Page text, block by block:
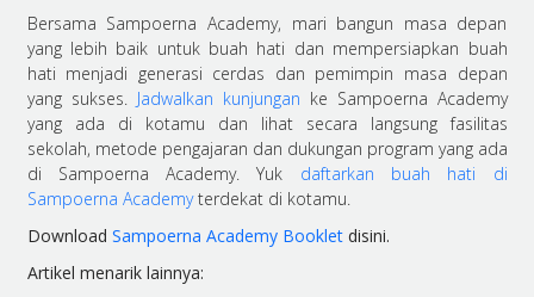
Bersama Sampoerna Academy, mari bangun masa depan
yang lebih baik untuk buah hati dan mempersiapkan buah
hati menjadi generasi cerdas dan pemimpin masa depan
yang sukses. Jadwalkan kunjungan ke Sampoerna Academy
yang ada di kotamu dan lihat secara langsung fasilitas
sekolah, metode pengajaran dan dukungan program yang ada
di Sampoerna Academy.Yuk daftarkan buah hati di
Sampoerna Academyterdekat di kotamu.
Download Sampoerna Academy Bookletdisini.
Artikel menarik lainnya: